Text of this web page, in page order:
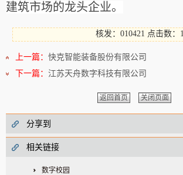
建筑市场的龙头企业。
核发：010421 点击数：
上一篇： 快克智能装备股份有限公司
下一篇： 江苏天舟数字科技有限公司
返回首页 关闭页面
分享到
相关链接
数字校园